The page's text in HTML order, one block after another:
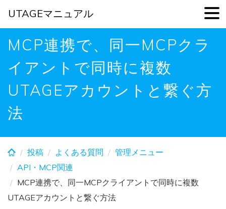
Skip
content
MCP連携で、同一MCPクラ
イアントで同時に複数
UTAGEアカウントと繋ぐ方
法
投稿 よくある質問
管理メニュー
API・MCP関連
MCP連携で、同一MCPクライアントで同時に複数
UTAGEアカウントと繋ぐ方法
UTAGEマニュアル